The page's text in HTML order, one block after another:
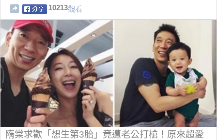
10213觀看
隋棠求歡「想生第3胎」竟遭老公打槍！原來超愛